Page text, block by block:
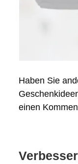
Haben Sie
einen